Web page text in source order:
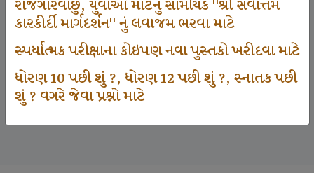
રોજગારવાંછુ, યુવાઓ માટેનું સામયિક "શ્રી સર્વોત્તમ
કારકીર્દી માર્ગદર્શન" નું લવાજમ ભરવા માટે
સ્પર્ધાત્મક પરીક્ષાના કોઇપણ નવા પુસ્તકો ખરીદવા માટે
ધોરણ 10 પછી શું ?, ધોરણ 12 પછી શું ?, સ્નાતક પછી
શું ? વગરે જેવા પ્રશ્નો માટે
125000